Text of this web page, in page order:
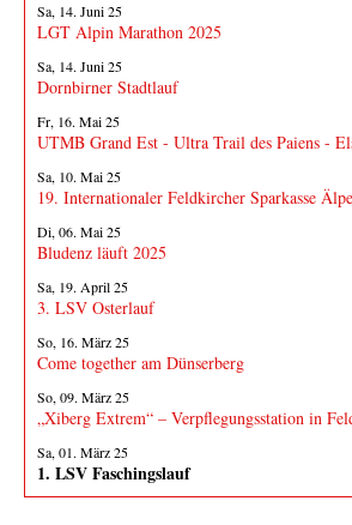
Sa, 14. Juni 25
LGT Alpin Marathon 2025
Sa, 14. Juni 25
Dornbirner Stadtlauf
Fr, 16. Mai 25
UTMB Grand Est - Ultra Trail des Paiens -
Sa, 10. Mai 25
19. Internationaler Feldkircher Sparkasse
Di, 06. Mai 25
Bludenz läuft 2025
Sa, 19. April 25
3. LSV Osterlauf
So, 16. März 25
Come together am Dünserberg
So, 09. März 25
„Xiberg Extrem“ – Verpflegungsstation in
Sa, 01. März 25
1. LSV Faschingslauf